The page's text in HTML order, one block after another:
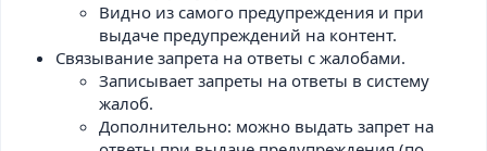
Видно из самого предупреждения и при
выдаче предупреждений на контент.
Связывание запрета на ответы с жалобами.
Записывает запреты на ответы в систему
жалоб.
Дополнительно: можно выдать запрет на